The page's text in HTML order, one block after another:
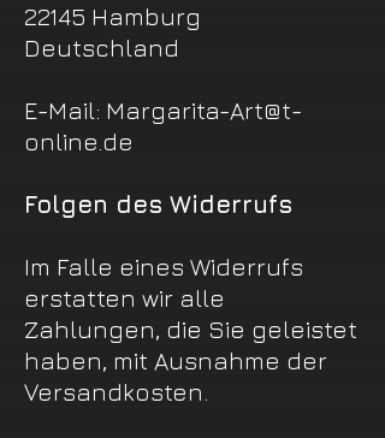
22145 Hamburg
Deutschland
E-Mail: Margarita-Art@t-
online.de
Folgen des Widerrufs
Im Falle eines Widerrufs
erstatten wir alle
Zahlungen, die Sie geleistet
haben, mit Ausnahme der
Versandkosten.